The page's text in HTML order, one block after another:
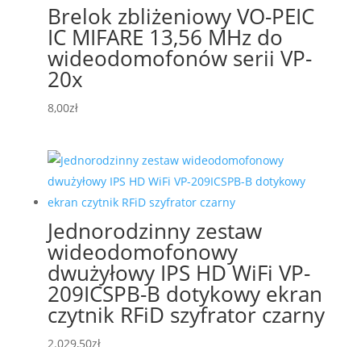
Brelok zbliżeniowy VO-PEIC
IC MIFARE 13,56 MHz do
wideodomofonów serii VP-
20x
8,00zł
Jednorodzinny zestaw
wideodomofonowy
dwużyłowy IPS HD WiFi VP-
209ICSPB-B dotykowy ekran
czytnik RFiD szyfrator czarny
2.029,50zł